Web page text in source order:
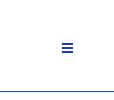
Toggle